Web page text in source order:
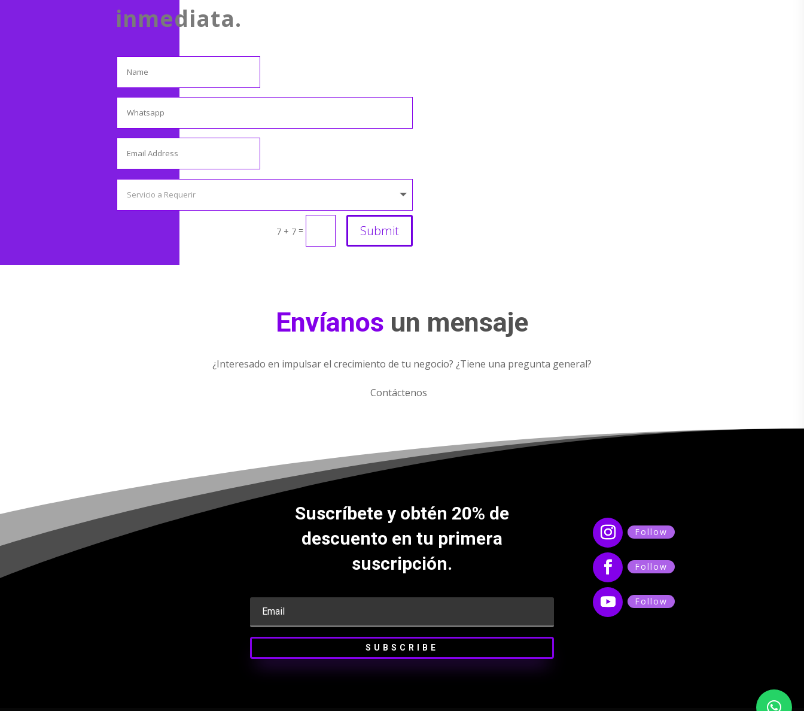
inmediata.
7 + 7 = Submit
Envíanos un mensaje
¿Interesado en impulsar el crecimiento de tu negocio? ¿Tiene una pregunta general?
Contáctenos
Suscríbete y obtén 20% de
descuento en tu primera
suscripción.
SUBSCRIBE
Follow
Follow
Follow